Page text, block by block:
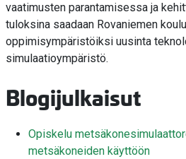
vaatimusten parantamisessa ja
tuloksina saadaan Rovaniemen
oppimisympäristöiksi uusinta
simulaatioympäristö.
Blogijulkaisut
Opiskelu
metsäkoneiden käyttöön